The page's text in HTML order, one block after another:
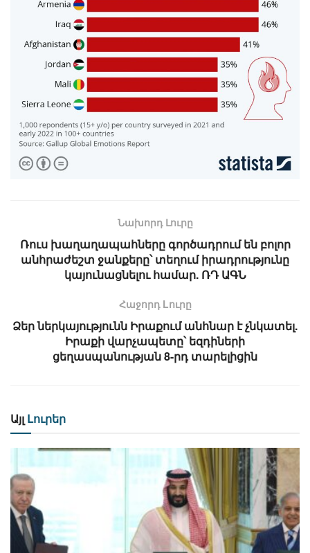
Նախորդ Լուրը
Ռուս խաղաղապահները գործադրում են բոլոր
անհրաժեշտ ջանքերը՝ տեղում իրադրությունը
կայունացնելու համար. ՌԴ ԱԳՆ
Հաջորդ Lուրը
Ձեր ներկայությունն Իրաքում անհնար է չնկատել.
Իրաքի վարչապետը՝ եզդիների
ցեղասպանության 8-րդ տարելիցին
Այլ Լուրեր